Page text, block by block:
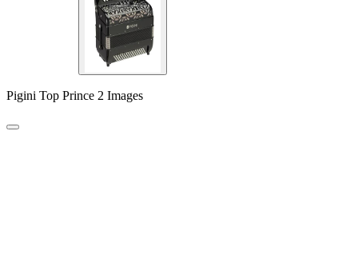
Pigini Top Prince 2 Images